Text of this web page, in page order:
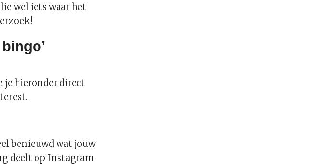
wel iets waar het
je hieronder direct
benieuwd wat jouw
deelt op Instagram